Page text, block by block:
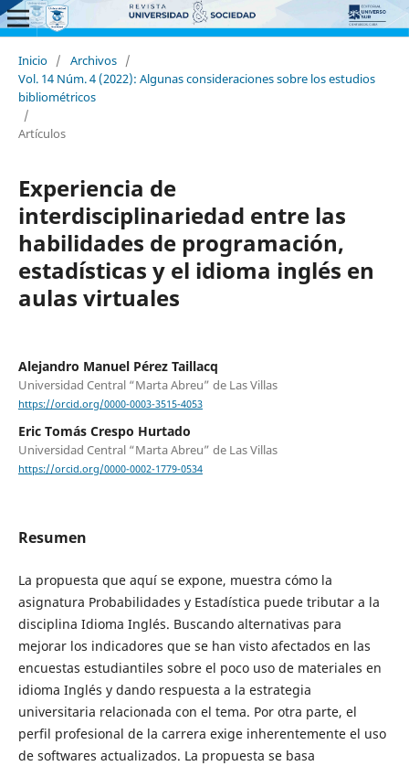
Inicio / Archivos /
Vol. 14 Núm. 4 (2022): Algunas consideraciones sobre los estudios
bibliométricos
/
Artículos
Experiencia de
interdisciplinariedad entre las
habilidades de programación,
estadísticas y el idioma inglés en
aulas virtuales
Alejandro Manuel Pérez Taillacq
Universidad Central “Marta Abreu” de Las Villas
https://orcid.org/0000-0003-3515-4053
Eric Tomás Crespo Hurtado
Universidad Central “Marta Abreu” de Las Villas
https://orcid.org/0000-0002-1779-0534
Resumen
La propuesta que aquí se expone, muestra cómo la
asignatura Probabilidades y Estadística puede tributar a la
disciplina Idioma Inglés. Buscando alternativas para
mejorar los indicadores que se han visto afectados en las
encuestas estudiantiles sobre el poco uso de materiales en
idioma Inglés y dando respuesta a la estrategia
universitaria relacionada con el tema. Por otra parte, el
perfil profesional de la carrera exige inherentemente el uso
de softwares actualizados. La propuesta se basa